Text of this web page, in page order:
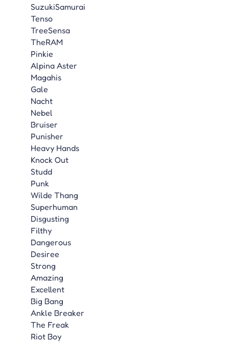
SuzukiSamurai
Tenso
TreeSensa
TheRAM
Pinkie
Alpina Aster
Magahis
Gale
Nacht
Nebel
Bruiser
Punisher
Heavy Hands
Knock Out
Studd
Punk
Wilde Thang
Superhuman
Disgusting
Filthy
Dangerous
Desiree
Strong
Amazing
Excellent
Big Bang
Ankle Breaker
The Freak
Riot Boy